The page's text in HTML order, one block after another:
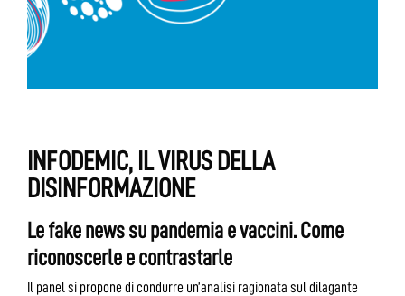
INFODEMIC, IL VIRUS DELLA
DISINFORMAZIONE
Le fake news su pandemia e vaccini. Come
riconoscerle e contrastarle
Il panel si propone di condurre un’analisi ragionata sul dilagante